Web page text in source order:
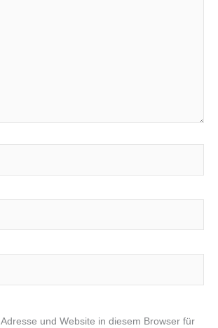
und Website in diesem Browser für